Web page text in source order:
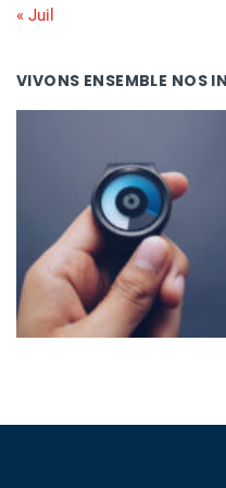
« Juil
VIVONS ENSEMBLE NOS